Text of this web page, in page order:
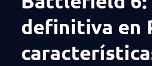
definitiva en